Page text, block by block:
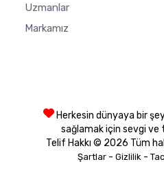
Uzmanlar
Markamız
Herkesin dünyaya bir
sağlamak için sevgi ve
Telif Hakkı © 2026 Tüm
Şartlar - Gizlilik -